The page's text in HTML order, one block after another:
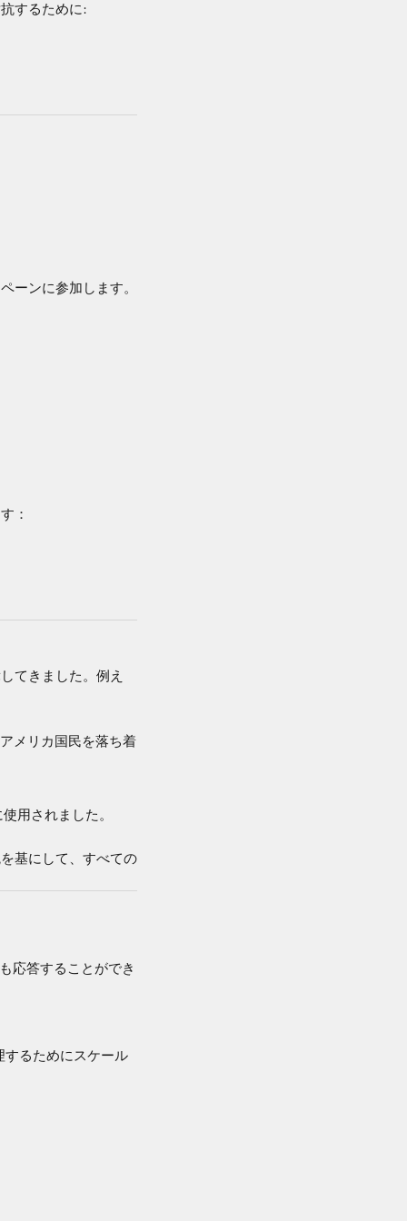
するために:
ーンに参加します。
：
てきました。例え
メリカ国民を落ち着
用されました。
基にして、すべての
応答することができ
するためにスケール